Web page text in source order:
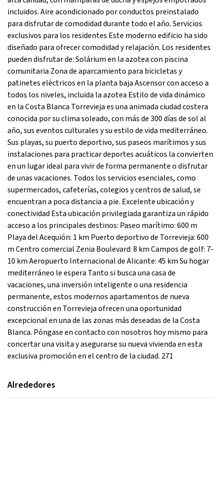
incluidos. Aire acondicionado por conductos preinstalado
para disfrutar de comodidad durante todo el año. Servicios
exclusivos para los residentes Este moderno edificio ha sido
diseñado para ofrecer comodidad y relajación. Los residentes
pueden disfrutar de: Solárium en la azotea con piscina
comunitaria Zona de aparcamiento para bicicletas y
patinetes eléctricos en la planta baja Ascensor con acceso a
todos los niveles, incluida la azotea Estilo de vida dinámico
en la Costa Blanca Torrevieja es una animada ciudad costera
conocida por su clima soleado, con más de 300 días de sol al
año, sus eventos culturales y su estilo de vida mediterráneo.
Sus playas, su puerto deportivo, sus paseos marítimos y sus
instalaciones para practicar deportes acuáticos la convierten
en un lugar ideal para vivir de forma permanente o disfrutar
de unas vacaciones. Todos los servicios esenciales, como
supermercados, cafeterías, colegios y centros de salud, se
encuentran a poca distancia a pie. Excelente ubicación y
conectividad Esta ubicación privilegiada garantiza un rápido
acceso a los principales destinos: Paseo marítimo: 600 m
Playa del Acequión: 1 km Puerto deportivo de Torrevieja: 600
m Centro comercial Zenia Boulevard: 8 km Campos de golf: 7-
10 km Aeropuerto Internacional de Alicante: 45 km Su hogar
mediterráneo le espera Tanto si busca una casa de
vacaciones, una inversión inteligente o una residencia
permanente, estos modernos apartamentos de nueva
construcción en Torrevieja ofrecen una oportunidad
excepcional en una de las zonas más deseadas de la Costa
Blanca. Póngase en contacto con nosotros hoy mismo para
concertar una visita y asegurarse su nueva vivienda en esta
exclusiva promoción en el centro de la ciudad. 271
Alrededores